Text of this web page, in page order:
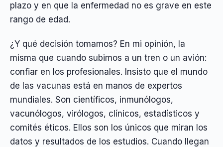
plazo y en que la enfermedad no es grave en este
rango de edad.
¿Y qué decisión tomamos? En mi opinión, la
misma que cuando subimos a un tren o un avión:
confiar en los profesionales. Insisto que el mundo
de las vacunas está en manos de expertos
mundiales. Son científicos, inmunólogos,
vacunólogos, virólogos, clínicos, estadísticos y
comités éticos. Ellos son los únicos que miran los
datos y resultados de los estudios. Cuando llegan